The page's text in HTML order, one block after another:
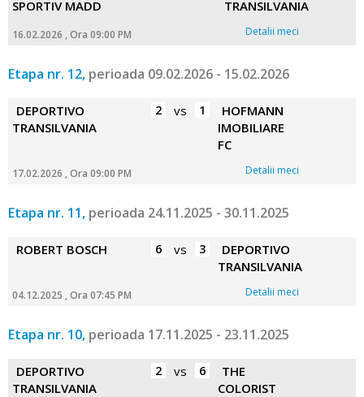
SPORTIV MADD TRANSILVANIA
16.02.2026 , Ora 09:00 PM Detalii meci
Etapa nr. 12, perioada 09.02.2026 - 15.02.2026
DEPORTIVO
TRANSILVANIA
2 vs 1
HOFMANN
IMOBILIARE
FC
17.02.2026 , Ora 09:00 PM Detalii meci
Etapa nr. 11, perioada 24.11.2025 - 30.11.2025
ROBERT BOSCH 6 vs 3
DEPORTIVO
TRANSILVANIA
04.12.2025 , Ora 07:45 PM Detalii meci
Etapa nr. 10, perioada 17.11.2025 - 23.11.2025
DEPORTIVO
TRANSILVANIA
2 vs 6
THE
COLORIST